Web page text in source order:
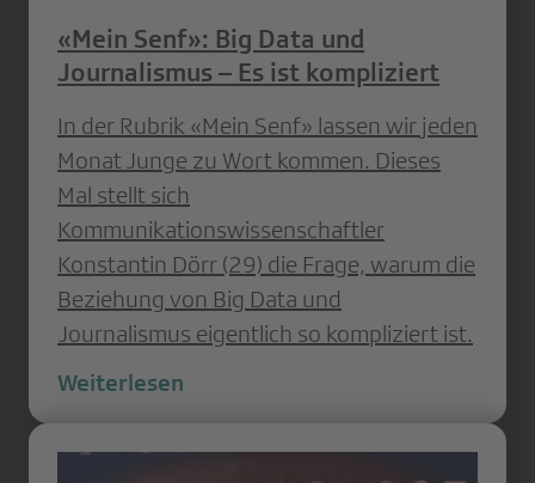
«Mein Senf»: Big Data und
Journalismus – Es ist kompliziert
In der Rubrik «Mein Senf» lassen wir jeden
Monat Junge zu Wort kommen. Dieses
Mal stellt sich
Kommunikationswissenschaftler
Konstantin Dörr (29) die Frage, warum die
Beziehung von Big Data und
Journalismus eigentlich so kompliziert ist.
Weiterlesen